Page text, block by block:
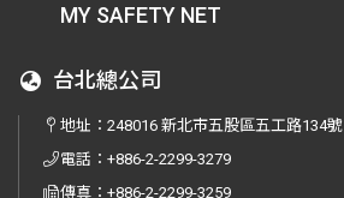
MY SAFETY NET
台北總公司
地址：248016 新北市五股區五工路134號
電話：+886-2-2299-3279
傳真：+886-2-2299-3259